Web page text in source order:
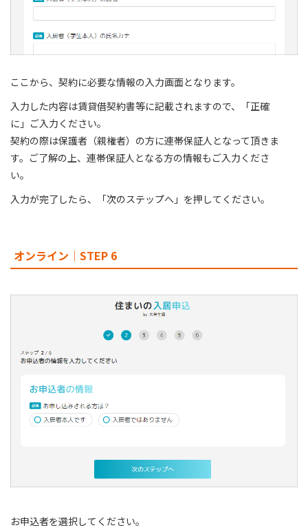
ここから、契約に必要な情報の入力画面となります。
入力した内容は賃貸借契約書等に記載されますので、「正確
に」ご入力ください。
契約の際は保護者（親権者）の方に連帯保証人となって頂きま
す。ご了解の上、連帯保証人となる方の情報もご入力くださ
い。
入力が完了したら、「次のステップへ」を押してください。
オンライン｜STEP 6
お申込者を選択してください。